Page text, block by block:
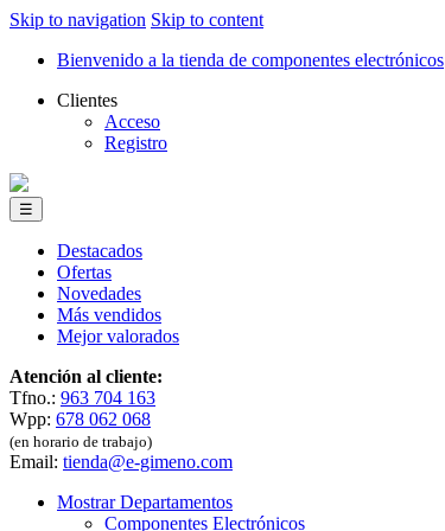
Skip to navigation Skip to content
Bienvenido a la tienda de componentes electrónicos
Clientes
Acceso
Registro
☰
Destacados
Ofertas
Novedades
Más vendidos
Mejor valorados
Atención al cliente:
Tfno.: 963 704 163
Wpp: 678 062 068
(en horario de trabajo)
Email: tienda@e-gimeno.com
Mostrar Departamentos
Componentes Electrónicos